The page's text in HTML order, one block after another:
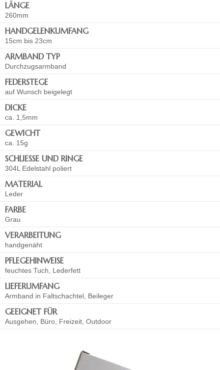
LÄNGE
260mm
HANDGELENKUMFANG
15cm bis 23cm
ARMBAND TYP
Durchzugsarmband
FEDERSTEGE
auf Wunsch beigelegt
DICKE
ca. 1,5mm
GEWICHT
ca. 15g
SCHLIESSE UND RINGE
304L Edelstahl poliert
MATERIAL
Leder
FARBE
Grau
VERARBEITUNG
handgenäht
PFLEGEHINWEISE
feuchtes Tuch, Lederfett
LIEFERUMFANG
Armband in Faltschachtel, Beileger
GEEIGNET FÜR
Ausgehen, Büro, Freizeit, Outdoor